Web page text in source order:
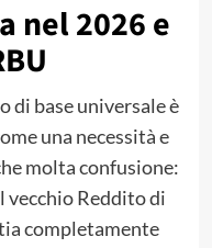
nel 2026 e
base universale è
una necessità e
molta confusione:
vecchio Reddito di
completamente